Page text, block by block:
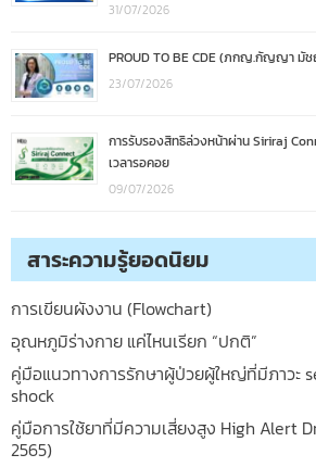
31/07/2026
PROUD TO BE CDE (ภกญ.กัญญา มั
23/07/2026
การรับรองสิทธิล่วงหน้าผ่าน Siriraj
เวลารอคอย
09/07/2026
สาระความรู้ยอดนิยม
การเขียนผังงาน (Flowchart)
อุณหภูมิร่างกาย แค่ไหนเรียก “ปกติ”
คู่มือแนวทางการรักษาผู้ป่วยผู้ใหญ่ที่มีภาวะ
shock
คู่มือการใช้ยาที่มีความเสี่ยงสูง High Alert
2565)